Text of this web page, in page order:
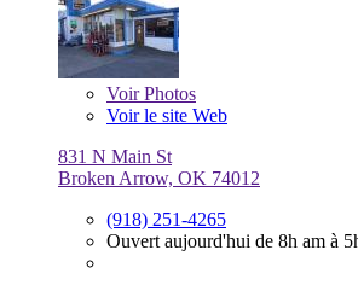
VoirPhotos
Voir le site Web
831 N Main St
Broken Arrow, OK 74012
(918) 251-4265
Ouvert aujourd'hui de 8h am à